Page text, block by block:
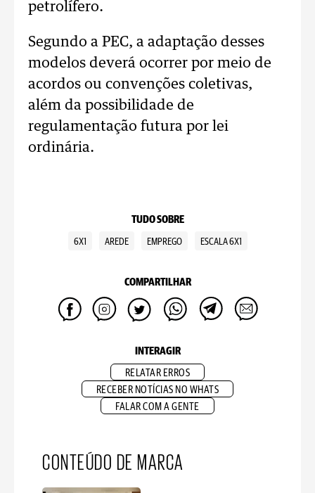
petrolífero.
Segundo a PEC, a adaptação desses
modelos deverá ocorrer por meio de
acordos ou convenções coletivas,
além da possibilidade de
regulamentação futura por lei
ordinária.
TUDO SOBRE
6X1 AREDE EMPREGO ESCALA 6X1
COMPARTILHAR
INTERAGIR
RELATAR ERROS
RECEBER NOTÍCIAS NO WHATS
FALAR COM A GENTE
CONTEÚDO DE MARCA